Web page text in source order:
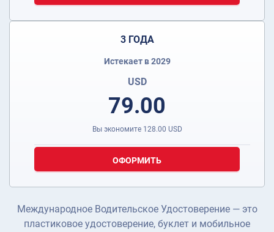
3 ГОДА
Истекает в 2029
USD
79.00
Вы экономите 128.00 USD
ОФОРМИТЬ
Международное Водительское Удостоверение — это
пластиковое удостоверение, буклет и мобильное